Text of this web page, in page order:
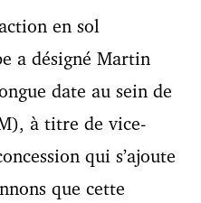
en sol
a désigné Martin
date au sein de
à titre de vice-
qui s’ajoute
que cette